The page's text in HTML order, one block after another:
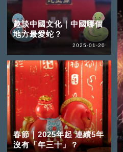
趣談中國文化｜中國哪個
地方最愛蛇？
2025-01-20
春節｜2025年起 連續5年
沒有「年三十」？